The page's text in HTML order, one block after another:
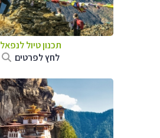
תכנון טיול לנפאל
לחץ לפרטים